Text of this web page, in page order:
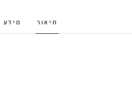
תיאור מידע